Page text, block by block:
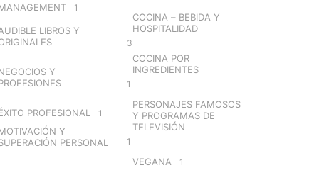
1
LIBROS Y
Y
PROFESIONAL 1
Y
PERSONAL
COCINA – BEBIDA Y
HOSPITALIDAD
3
COCINA POR
INGREDIENTES
1
PERSONAJES FAMOSOS
Y PROGRAMAS DE
TELEVISIÓN
1
VEGANA 1